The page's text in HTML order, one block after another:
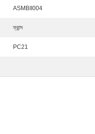
ASMBII004
ফ্রান্স
PC21